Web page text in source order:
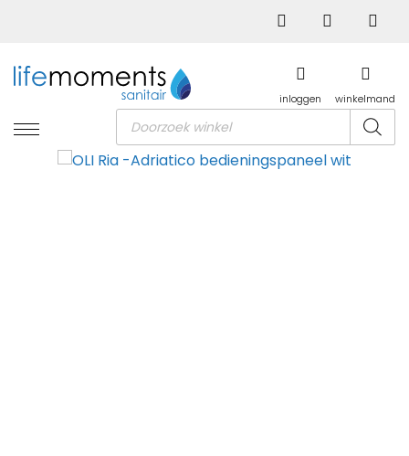
Producten
zoeken
inloggen winkelmand